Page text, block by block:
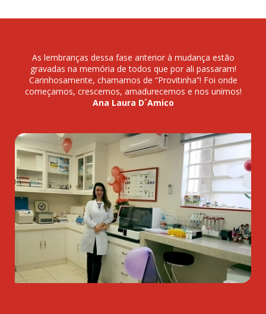
As lembranças dessa fase anterior à mudança estão
gravadas na memória de todos que por ali passaram!
Carinhosamente, chamamos de “Provitinha”! Foi onde
começamos, crescemos, amadurecemos e nos unimos!
Ana Laura D´Amico